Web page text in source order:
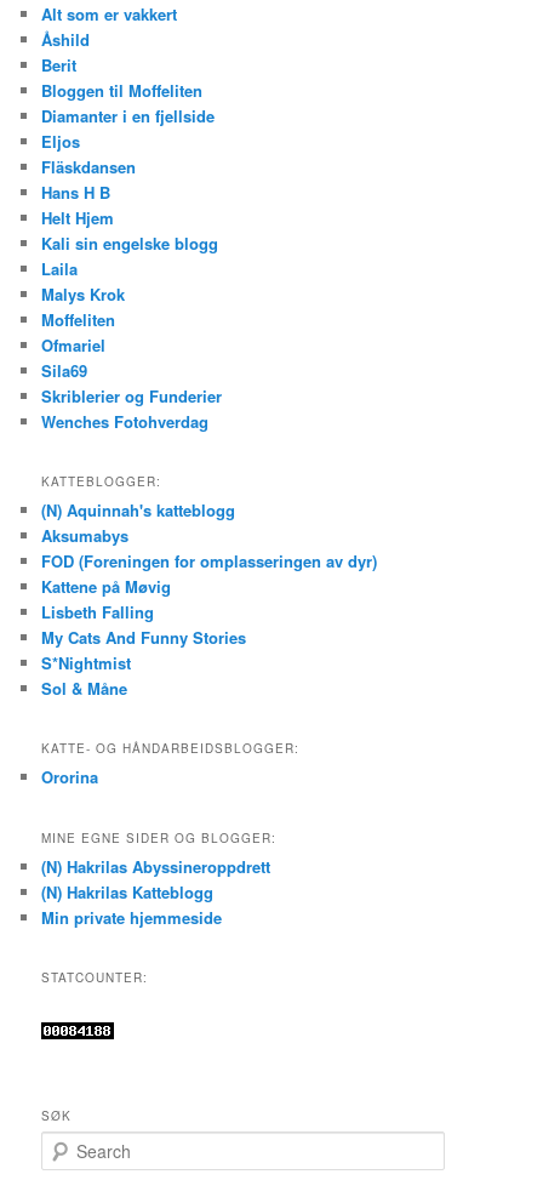
Alt som er vakkert
Åshild
Berit
Bloggen til Moffeliten
Diamanter i en fjellside
Eljos
Fläskdansen
Hans H B
Helt Hjem
Kali sin engelske blogg
Laila
Malys Krok
Moffeliten
Ofmariel
Sila69
Skriblerier og Funderier
Wenches Fotohverdag
KATTEBLOGGER:
(N) Aquinnah's katteblogg
Aksumabys
FOD (Foreningen for omplasseringen av dyr)
Kattene på Møvig
Lisbeth Falling
My Cats And Funny Stories
S*Nightmist
Sol & Måne
KATTE- OG HÅNDARBEIDSBLOGGER:
Ororina
MINE EGNE SIDER OG BLOGGER:
(N) Hakrilas Abyssineroppdrett
(N) Hakrilas Katteblogg
Min private hjemmeside
STATCOUNTER:
SØK
e